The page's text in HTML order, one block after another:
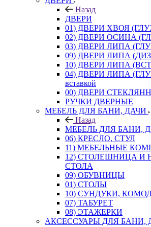
Назад
ДВЕРИ
01) ДВЕРИ ХВОЯ
02) ДВЕРИ ОСИНА
03) ДВЕРИ ЛИПА
09) ДВЕРИ ЛИПА
10) ДВЕРИ ЛИПА
04) ДВЕРИ ЛИПА
вставкой
00) ДВЕРИ
РУЧКИ ДВЕРНЫЕ
МЕБЕЛЬ ДЛЯ БАНИ, ДАЧИ
Назад
МЕБЕЛЬ ДЛЯ БАНИ,
06) КРЕСЛО, СТУЛ
11) МЕБЕЛЬНЫЕ
12) СТОЛЕШНИЦА И
СТОЛА
09) ОБУВНИЦЫ
01) СТОЛЫ
10) СУНДУКИ,
07) ТАБУРЕТ
08) ЭТАЖЕРКИ
АКСЕССУАРЫ ДЛЯ БАНИ,